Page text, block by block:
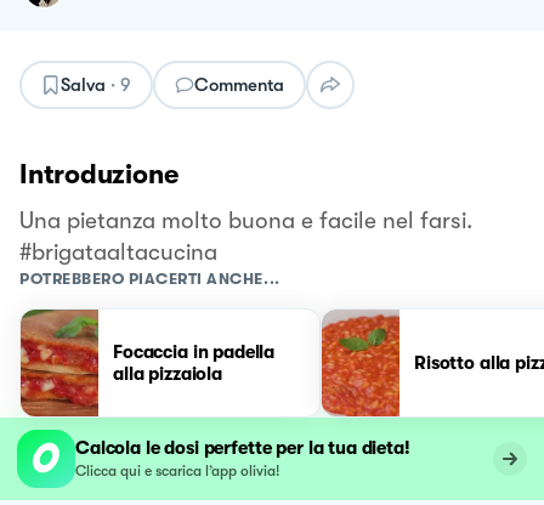
Salva · 9 Commenta
Introduzione
Una pietanza molto buona e facile nel farsi.
#brigataaltacucina
POTREBBERO PIACERTI ANCHE...
Focaccia in padella
alla pizzaiola
Risotto alla
Calcola le dosi perfette per la tua dieta!
Clicca qui e scarica l’app olivia!